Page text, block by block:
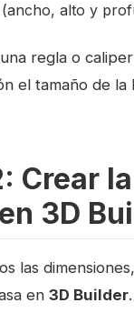
alto y
regla o
el tamaño de la
Crear la
3D
las
en 3D Builder.